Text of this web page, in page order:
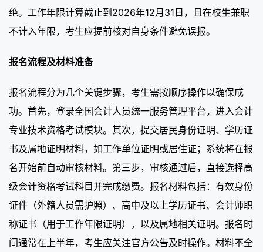
绝。工作年限计算截止到2026年12月31日，且在校生兼职
不计入年限，考生应提前核对自身条件避免误报。
报名流程及材料准备
报名流程分为几个关键步骤，考生需按顺序操作以确保成
功。首先，登录全国会计人员统一服务管理平台，进入会计
专业技术资格考试模块。其次，提交居民身份证明、学历证
书及属地证明材料，如工作单位证明或居住证；系统将在报
名开始前自动审核材料。第三步，审核通过后，直接选择高
级会计资格考试科目并完成缴费。报名材料包括：有效身份
证件（外籍人员需护照）、高中及以上学历证书、会计师职
称证书（用于工作年限证明），以及属地相关证明。报名时
间通常在上半年，考生应关注官方公告及时操作。材料不全